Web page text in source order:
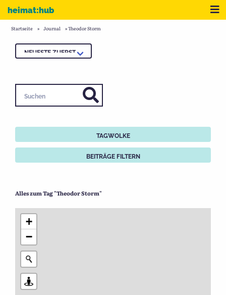
Zum Inhalt
heimat:hub
Startseite » Journal »Theodor Storm
TAGWOLKE
BEITRÄGE FILTERN
Alles zum Tag "Theodor Storm"
+
−